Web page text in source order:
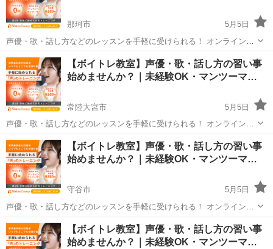
那珂市
5月5日
声優・歌・話し方などのレッスンを手軽に受けられる！ オンラインボ
イトレ教室「Voice Camp（ボイスキャンプ）」 「声優のレッスンを一
度受けてみたい」 「話し方に自信がなくて改善したい」 「歌が上手く
なって気...
茨城 那珂市 その他
【ボイトレ教室】声優・歌・話し方の習い事
始めませんか？｜未経験OK・マンツーマ…
常陸大宮市
5月5日
声優・歌・話し方などのレッスンを手軽に受けられる！ オンラインボ
イトレ教室「Voice Camp（ボイスキャンプ）」 「声優のレッスンを一
度受けてみたい」 「話し方に自信がなくて改善したい」 「歌が上手く
なって気...
茨城 常陸大宮市 その他
【ボイトレ教室】声優・歌・話し方の習い事
始めませんか？｜未経験OK・マンツーマ…
守谷市
5月5日
声優・歌・話し方などのレッスンを手軽に受けられる！ オンラインボ
イトレ教室「Voice Camp（ボイスキャンプ）」 「声優のレッスンを一
度受けてみたい」 「話し方に自信がなくて改善したい」 「歌が上手く
なって気...
茨城 守谷市 その他
【ボイトレ教室】声優・歌・話し方の習い事
始めませんか？｜未経験OK・マンツーマ…